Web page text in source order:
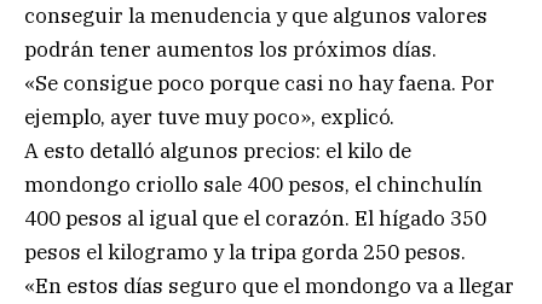
conseguir la menudencia y que algunos valores
podrán tener aumentos los próximos días.
«Se consigue poco porque casi no hay faena. Por
ejemplo, ayer tuve muy poco», explicó.
A esto detalló algunos precios: el kilo de
mondongo criollo sale 400 pesos, el chinchulín
400 pesos al igual que el corazón. El hígado 350
pesos el kilogramo y la tripa gorda 250 pesos.
«En estos días seguro que el mondongo va a llegar